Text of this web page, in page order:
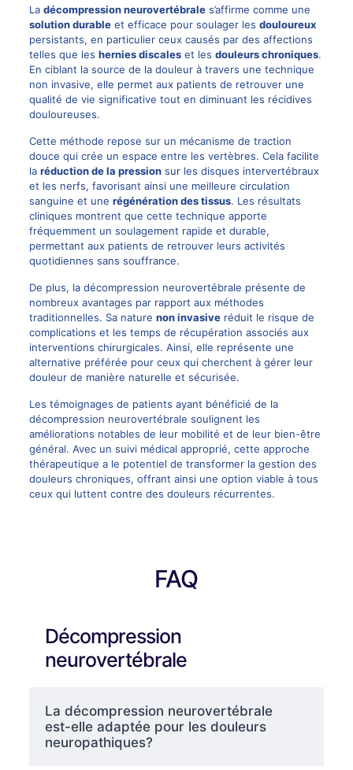
La décompression neurovertébrales’affirme comme une
solution durableet efficace pour soulager les douloureux
persistants, en particulier ceux causés par des affections
telles que les hernies discaleset les douleurs chroniques.
En ciblant la source de la douleur à travers une technique
non invasive, elle permet aux patients de retrouver une
qualité de vie significative tout en diminuant les récidives
douloureuses.
Cette méthode repose sur un mécanisme de traction
douce qui crée un espace entre les vertèbres. Cela facilite
la réduction de la pressionsur les disques intervertébraux
et les nerfs, favorisant ainsi une meilleure circulation
sanguine et une régénération des tissus. Les résultats
cliniques montrent que cette technique apporte
fréquemment un soulagement rapide et durable,
permettant aux patients de retrouver leurs activités
quotidiennes sans souffrance.
De plus, la décompression neurovertébrale présente de
nombreux avantages par rapport aux méthodes
traditionnelles. Sa nature non invasiveréduit le risque de
complications et les temps de récupération associés aux
interventions chirurgicales. Ainsi, elle représente une
alternative préférée pour ceux qui cherchent à gérer leur
douleur de manière naturelle et sécurisée.
Les témoignages de patients ayant bénéficié de la
décompression neurovertébrale soulignent les
améliorations notables de leur mobilité et de leur bien-être
général. Avec un suivi médical approprié, cette approche
thérapeutique a le potentiel de transformer la gestion des
douleurs chroniques, offrant ainsi une option viable à tous
ceux qui luttent contre des douleurs récurrentes.
FAQ
Décompression
neurovertébrale
La décompression neurovertébrale
est-elle adaptée pour les douleurs
neuropathiques?